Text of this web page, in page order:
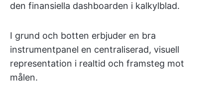
den finansiella dashboarden i kalkylblad.
I grund och botten erbjuder en bra
instrumentpanel en centraliserad, visuell
representation i realtid och framsteg mot
målen.